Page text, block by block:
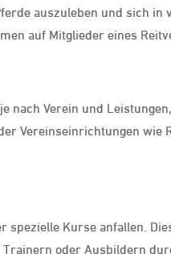
auszuleben und sich in
auf Mitglieder eines
nach Verein und
Vereinseinrichtungen wie
Kurse anfallen.
oder Ausbildern